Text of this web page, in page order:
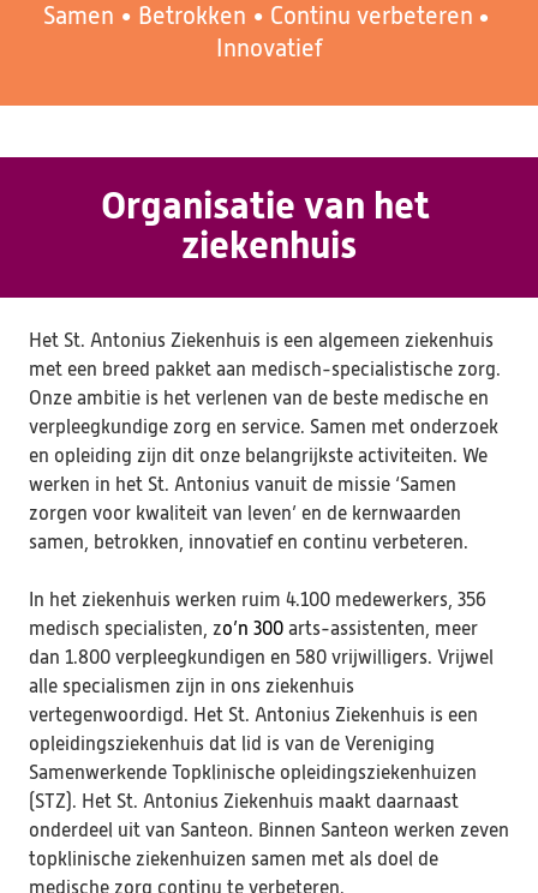
Samen • Betrokken • Continu verbeteren
Innovatief
Organisatie van het
ziekenhuis
Het St. Antonius Ziekenhuis is een algemeen ziekenhuis
met een breed pakket aan medisch-specialistische zorg.
Onze ambitie is het verlenen van de beste medische en
verpleegkundige zorg en service. Samen met onderzoek
en opleiding zijn dit onze belangrijkste activiteiten. We
werken in het St. Antonius vanuit de missie ‘Samen
zorgen voor kwaliteit van leven’ en de kernwaarden
samen, betrokken, innovatief en continu verbeteren.
In het ziekenhuis werken ruim 4.100 medewerkers, 356
medisch specialisten, zo’n 300 arts-assistenten, meer
dan 1.800 verpleegkundigen en 580 vrijwilligers. Vrijwel
alle specialismen zijn in ons ziekenhuis
vertegenwoordigd. Het St. Antonius Ziekenhuis is een
opleidingsziekenhuis dat lid is van de Vereniging
Samenwerkende Topklinische opleidingsziekenhuizen
(STZ). Het St. Antonius Ziekenhuis maakt daarnaast
onderdeel uit van Santeon. Binnen Santeon werken zeven
topklinische ziekenhuizen samen met als doel de
medische zorg continu te verbeteren.